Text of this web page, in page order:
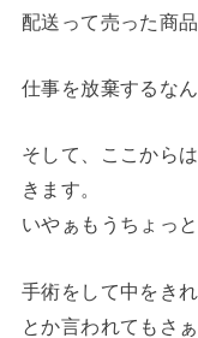
配送って売った商
仕事を放棄するな
そして、ここから
きます。
いやぁもうちょっ
手術をして中をき
とか言われてもさ